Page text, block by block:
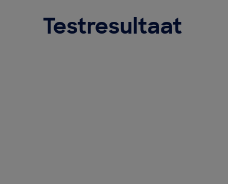
Testresultaat